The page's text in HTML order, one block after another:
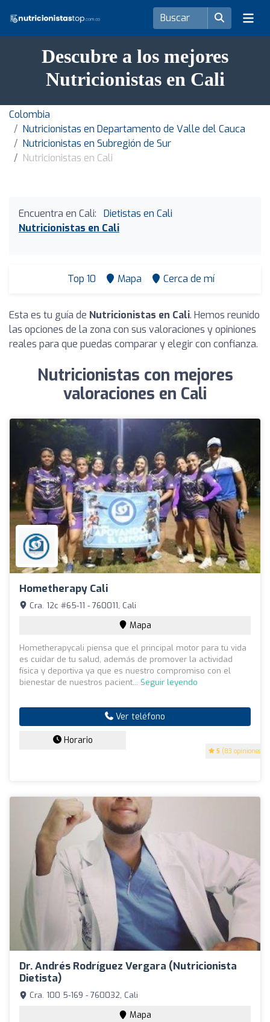
Descubre a los mejores
Nutricionistas en Cali
Colombia
Nutricionistas en Departamento de Valle del Cauca
Nutricionistas en Subregión de Sur
Nutricionistas en Cali
Encuentra en Cali:
Dietistas en Cali
Nutricionistas en Cali
Top 10 Mapa Cerca de mí
Esta es tu guía de Nutricionistas en Cali. Hemos reunido
las opciones de la zona con sus valoraciones y opiniones
reales para que puedas comparar y elegir con confianza.
Nutricionistas con mejores
valoraciones en Cali
Hometherapy Cali
5 (83 opiniones)
Cra. 12c #65-11 - 760011, Cali
Mapa
Hometherapycali piensa que el principal motor para tu vida
es cuidar de tu salud, además de promover la actividad
física y deportiva ya que es nuestro compromiso con el
bienestar de nuestros pacient... Seguir leyendo
Ver teléfono
Horario
Dr. Andrés Rodríguez Vergara (Nutricionista
Dietista)
Cra. 100 5-169 - 760032, Cali
Mapa